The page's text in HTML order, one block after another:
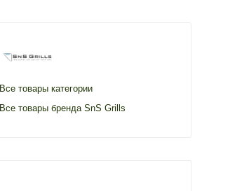
Все товары категории
Все товары бренда SnS Grills